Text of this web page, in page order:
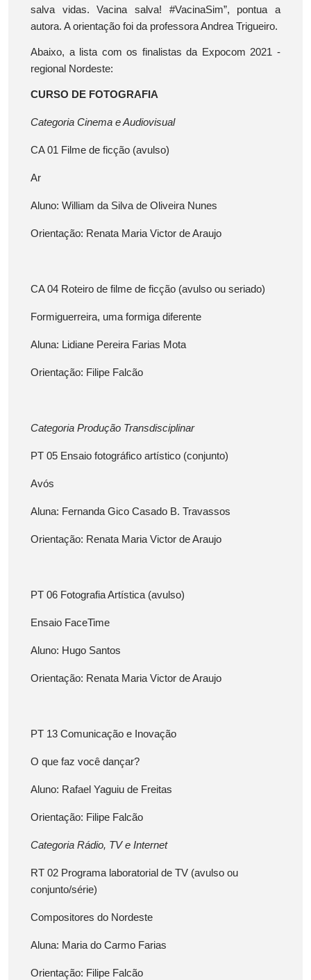
salva vidas. Vacina salva! #VacinaSim”, pontua a
autora. A orientação foi da professora Andrea Trigueiro.
Abaixo, a lista com os finalistas da Expocom 2021 -
regional Nordeste:
CURSO DE FOTOGRAFIA
Categoria Cinema e Audiovisual
CA 01 Filme de ficção (avulso)
Ar
Aluno: William da Silva de Oliveira Nunes
Orientação: Renata Maria Victor de Araujo
CA 04 Roteiro de filme de ficção (avulso ou seriado)
Formiguerreira, uma formiga diferente
Aluna: Lidiane Pereira Farias Mota
Orientação: Filipe Falcão
Categoria Produção Transdisciplinar
PT 05 Ensaio fotográfico artístico (conjunto)
Avós
Aluna: Fernanda Gico Casado B. Travassos
Orientação: Renata Maria Victor de Araujo
PT 06 Fotografia Artística (avulso)
Ensaio FaceTime
Aluno: Hugo Santos
Orientação: Renata Maria Victor de Araujo
PT 13 Comunicação e Inovação
O que faz você dançar?
Aluno: Rafael Yaguiu de Freitas
Orientação: Filipe Falcão
Categoria Rádio, TV e Internet
RT 02 Programa laboratorial de TV (avulso ou
conjunto/série)
Compositores do Nordeste
Aluna: Maria do Carmo Farias
Orientação: Filipe Falcão